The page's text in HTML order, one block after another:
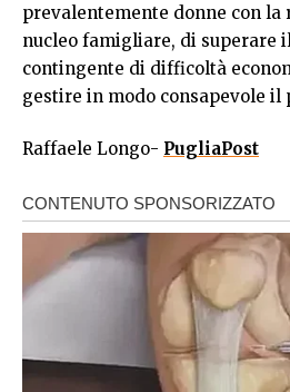
prevalentemente donne con la
nucleo famigliare, di superare
contingente di difficoltà
gestire in modo consapevole il
Raffaele Longo- PugliaPost